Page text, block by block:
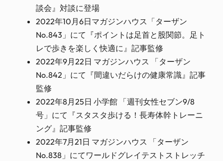
談会』対談に登場
2022年10月6日マガジンハウス「ターザン
No.843」にて『ポイントは足首と股関節。足ト
レで歩きを楽しく快適に』記事監修
2022年9月22日 マガジンハウス 「ターザン
No.842」にて『間違いだらけの健康常識』記事
監修
2022年8月25日 小学館 「週刊女性セブン9/8
号」にて『スタスタ歩ける！長寿体幹トレーニ
ング』記事監修
2022年7月21日 マガジンハウス 「ターザン
No.838」にてワールドグレイテストストレッチ